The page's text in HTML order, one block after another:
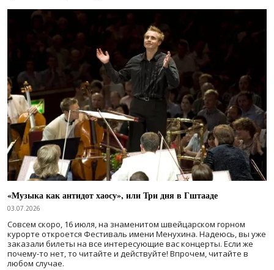
«Музыка как антидот хаосу», или Три дня в Гштааде
03.07.2026
Совсем скоро, 16 июля, на знаменитом швейцарском горном
курорте откроется Фестиваль имени Менухина. Надеюсь, вы уже
заказали билеты на все интересующие вас концерты. Если же
почему-то нет, то читайте и действуйте! Впрочем, читайте в
любом случае.